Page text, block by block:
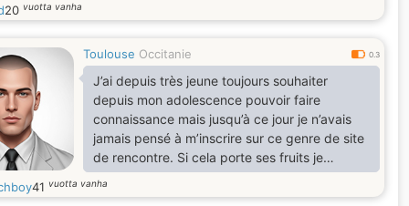
20 vuotta vanha
Toulouse Occitanie 0.3
J’ai depuis très jeune toujours souhaiter
depuis mon adolescence pouvoir faire
connaissance mais jusqu’à ce jour je n’avais
jamais pensé à m’inscrire sur ce genre de site
de rencontre. Si cela porte ses fruits je
remercierai chatgpt pour m’avoir recommandé
ce site 🥰 Since I was very young, I have
41 vuotta vanha